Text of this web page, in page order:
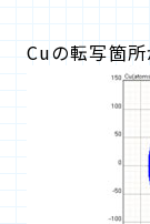
Cuの転写箇所